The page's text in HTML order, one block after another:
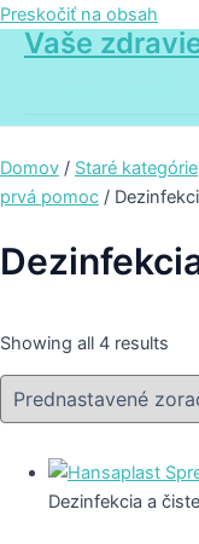
Preskočiť na obsah
Vaše
Domov / Staré kategórie
prvá pomoc /
Showing all 4 results
Dezinfekcia a